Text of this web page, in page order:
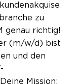
zu
genau richtig!
(m/w/d) bist
und den
Mission: